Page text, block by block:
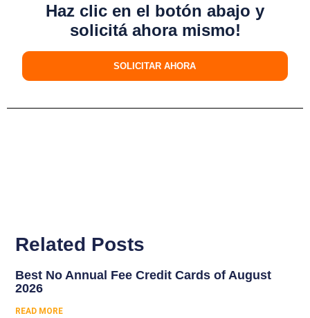
Haz clic en el botón abajo y
solicitá ahora mismo!
SOLICITAR AHORA
Related Posts
Best No Annual Fee Credit Cards of August
2026
READ MORE